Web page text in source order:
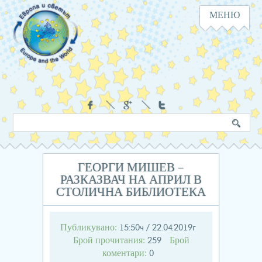
Навигация
МЕНЮ
Социални
в
сайта
дума
ГЕОРГИ МИШЕВ –
РАЗКАЗВАЧ НА АПРИЛ В
СТОЛИЧНА БИБЛИОТЕКА
Публикувано: 15:50ч / 22.04.2019г
Брой прочитания: 259
Брой
коментари: 0